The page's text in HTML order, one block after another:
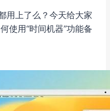
用上了么？今天给大家
使用“时间机器”功能备